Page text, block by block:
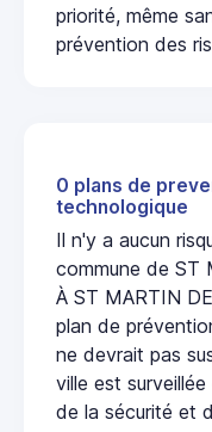
priorité, même
prévention des
0 plans de
technologique
Il n'y a aucun
commune de ST
À ST MARTIN
plan de
ne devrait pas
ville est
de la sécurité et